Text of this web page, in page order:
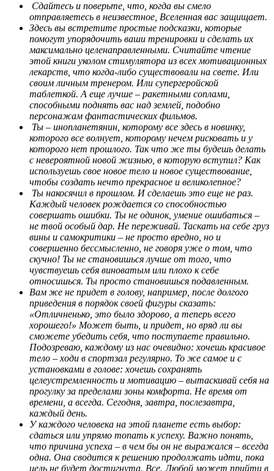
Сдайтесь и поверьте, что, когда вы смело
отправляетесь в неизвестное, Вселенная вас защищает.
Здесь вы встретите простые подсказки, которые
помогут упорядочить ваши тренировки и сделать их
максимально целенаправленными. Считайте чтение
этой книги уколом стимулятора из всех мотивационных
лекарств, что когда-либо существовали на свете. Или
своим личным тренером. Или супергеройской
таблеткой. А еще лучше – ракетными соплами,
способными поднять вас над землей, подобно
персонажам фантастических фильмов.
Ты – инопланетянин, которому все здесь в новинку,
которого все волнует, которому нечем рисковать и у
которого нет прошлого. Так что же ты будешь делать
с невероятной новой жизнью, в которую вступил? Как
используешь свое новое тело и новое существование,
чтобы создать нечто прекрасное и великолепное?
Ты накосячил в прошлом. И сделаешь это еще не раз.
Каждый человек рождается со способностью
совершать ошибки. Ты не одинок, умение ошибаться –
не твой особый дар. Не переживай. Таскать на себе груз
вины и самокритики – не просто вредно, но и
совершенно бессмысленно, не говоря уже о том, что
скучно! Ты не становишься лучше от того, что
чувствуешь себя виноватым или плохо к себе
относишься. Ты просто становишься подавленным.
Вам же не придет в голову, например, после долгого
приведения в порядок своей фигуры сказать:
«Отличненько, это было здорово, а теперь всего
хорошего!» Может быть, и придет, но вряд ли вы
сможете убедить себя, что поступаете правильно.
Подозреваю, каждому из нас очевидно: хочешь красивое
тело – ходи в спортзал регулярно. То же самое и с
установками в голове: хочешь сохранять
целеустремленность и мотивацию – вытаскивай себя на
прогулку за пределами зоны комфорта. Не время от
времени, а всегда. Сегодня, завтра, послезавтра,
каждый день.
У каждого человека на этой планете есть выбор:
сдаться или упрямо топать к успеху. Важно понять,
что причина успеха – в чем бы он не выражался – всегда
одна. Она сводится к решению продолжать идти, пока
цель не будет достигнута. Все. Любой может прийти в